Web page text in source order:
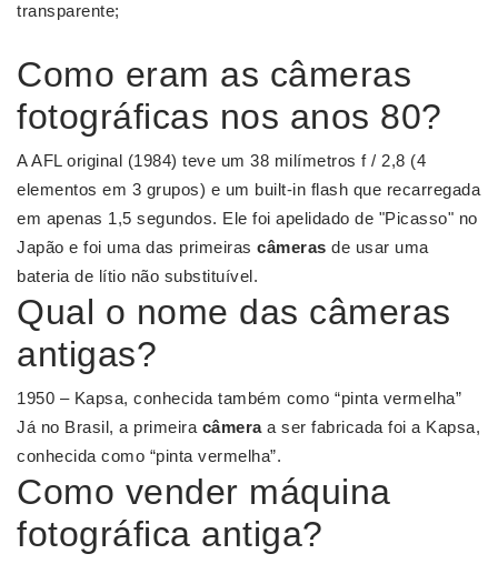
transparente;
Como eram as câmeras
fotográficas nos anos 80?
A AFL original (1984) teve um 38 milímetros f / 2,8 (4
elementos em 3 grupos) e um built-in flash que recarregada
em apenas 1,5 segundos. Ele foi apelidado de "Picasso" no
Japão e foi uma das primeiras câmeras de usar uma
bateria de lítio não substituível.
Qual o nome das câmeras
antigas?
1950 – Kapsa, conhecida também como “pinta vermelha”
Já no Brasil, a primeira câmeraa ser fabricada foi a Kapsa,
conhecida como “pinta vermelha”.
Como vender máquina
fotográfica antiga?